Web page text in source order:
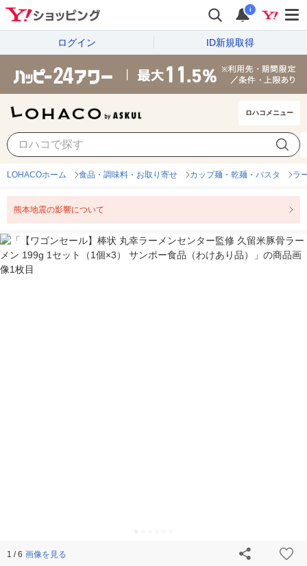
i
ログイン ID新規取得
ロハコメニュー
LOHACOホーム 食品・調味料・お取り寄せ カップ麺・乾麺・パスタ ラ
熊本地震の影響について
1 / 6 画像を見る